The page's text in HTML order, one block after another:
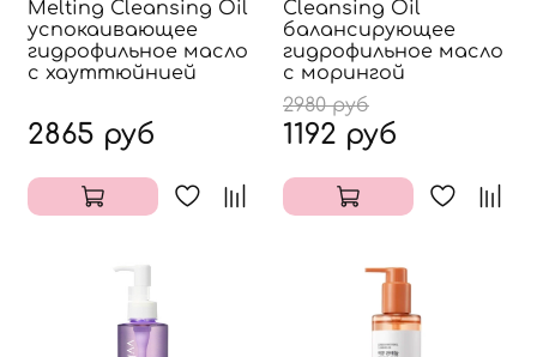
Melting Cleansing Oil
успокаивающее
гидрофильное масло
с хауттюйнией
2865 руб
Cleansing Oil
балансирующее
гидрофильное масло
с морингой
2980 руб
1192 руб